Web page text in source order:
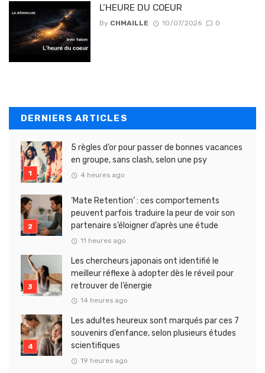
L’HEURE DU COEUR
By CHMAILLE 10/07/2026 0
DERNIERS ARTICLES
5 règles d’or pour passer de bonnes vacances
en groupe, sans clash, selon une psy
4 heures ago
‘Mate Retention’ : ces comportements
peuvent parfois traduire la peur de voir son
partenaire s’éloigner d’après une étude
11 heures ago
Les chercheurs japonais ont identifié le
meilleur réflexe à adopter dès le réveil pour
retrouver de l’énergie
14 heures ago
Les adultes heureux sont marqués par ces 7
souvenirs d’enfance, selon plusieurs études
scientifiques
19 heures ago